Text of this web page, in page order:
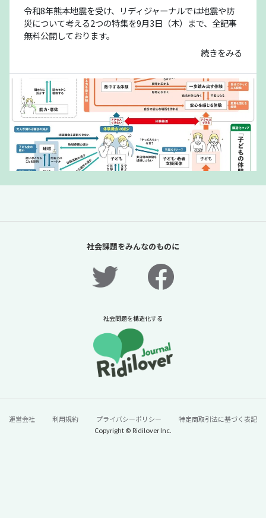
令和8年熊本地震を受け、リディジャーナルでは地震や防
災について考える2つの特集を9月3日（木）まで、全記事
無料公開しております。
続きをみる
「夏休みの過ごし方は留守番」責任があるの
公開！】【ニュースに潜む社会課題をキャッ
社会課題をみんなのものに
社会問題を構造化する
運営会社 利用規約 プライバシーポリシー
特定商取引法に基づく表記
Copyright © Ridilover Inc.